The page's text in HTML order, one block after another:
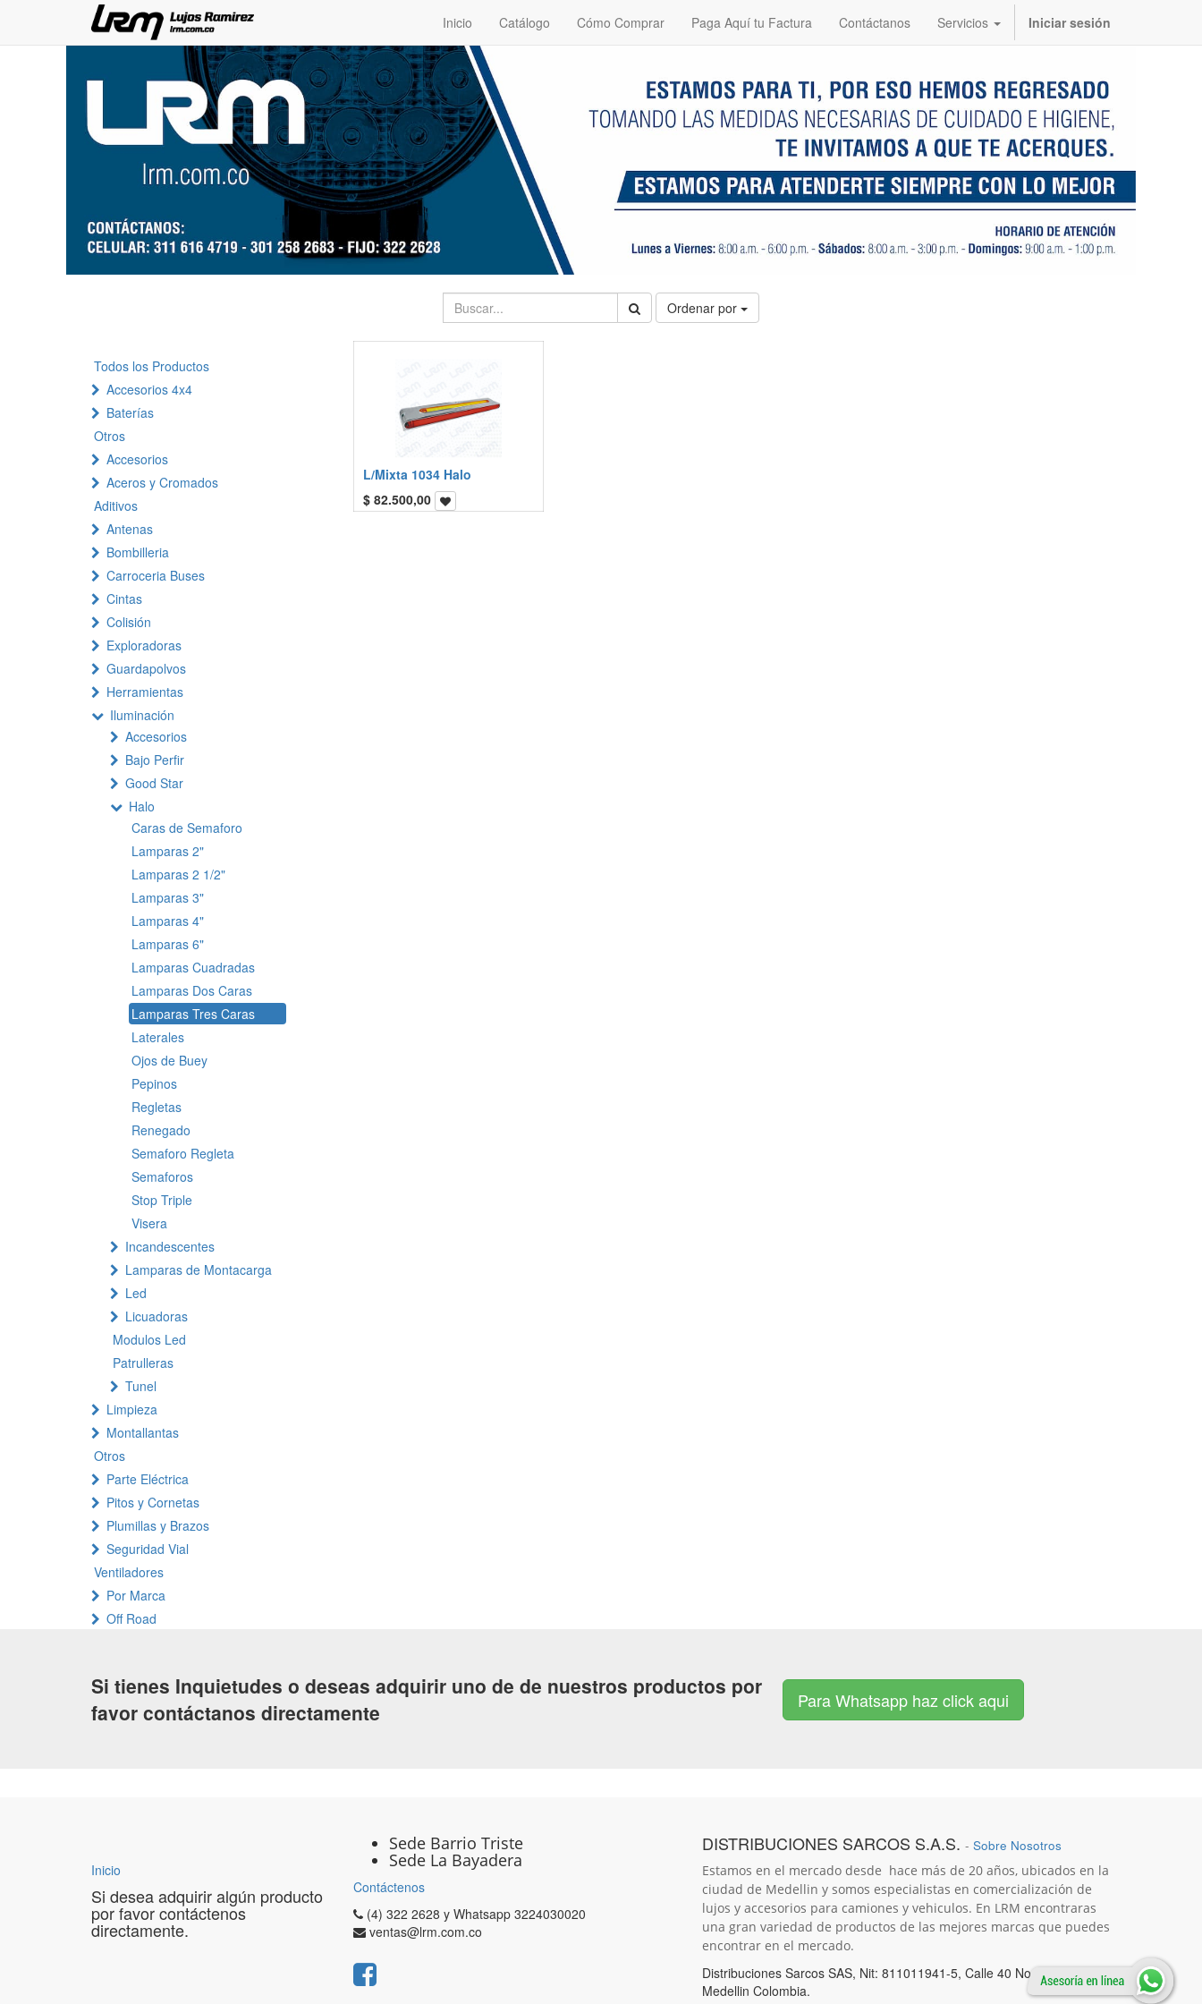
Inicio Catálogo Cómo Comprar Paga Aquí tu Factura Contáctanos Servicios Iniciar sesión
Ordenar por
Todos los Productos
Accesorios 4x4
Baterías
Otros
Accesorios
Aceros y Cromados
Aditivos
Antenas
Bombilleria
Carroceria Buses
Cintas
Colisión
Exploradoras
Guardapolvos
Herramientas
Iluminación
Accesorios
Bajo Perfir
Good Star
Halo
Caras de Semaforo
Lamparas 2"
Lamparas 2 1/2"
Lamparas 3"
Lamparas 4"
Lamparas 6"
Lamparas Cuadradas
Lamparas Dos Caras
Lamparas Tres Caras
Laterales
Ojos de Buey
Pepinos
Regletas
Renegado
Semaforo Regleta
Semaforos
Stop Triple
Visera
Incandescentes
Lamparas de Montacarga
Led
Licuadoras
Modulos Led
Patrulleras
Tunel
Limpieza
Montallantas
Otros
Parte Eléctrica
Pitos y Cornetas
Plumillas y Brazos
Seguridad Vial
Ventiladores
Por Marca
Off Road
L/Mixta 1034 Halo
$ 82.500,00
Si tienes Inquietudes o deseas adquirir uno de de nuestros productos por
favor contáctanos directamente
Para Whatsapp haz click aqui
Inicio
Si desea adquirir algún producto
por favor contáctenos
directamente.
Sede Barrio Triste
Sede La Bayadera
Contáctenos
(4) 322 2628 y Whatsapp 3224030020
ventas@lrm.com.co
DISTRIBUCIONES SARCOS S.A.S. - Sobre Nosotros
Estamos en el mercado desde hace más de 20 años, ubicados en la
ciudad de Medellin y somos especialistas en comercialización de
lujos y accesorios para camiones y vehiculos. En LRM encontraras
una gran variedad de productos de las mejores marcas que puedes
encontrar en el mercado.
Distribuciones Sarcos SAS, Nit: 811011941-5, Calle 40 No 51 26
Medellin Colombia.